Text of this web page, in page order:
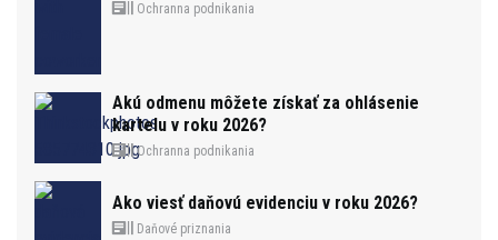
Ochranna podnikania
Akú odmenu môžete získať za ohlásenie
kartelu v roku 2026?
Ochranna podnikania
Ako viesť daňovú evidenciu v roku 2026?
Daňové priznania